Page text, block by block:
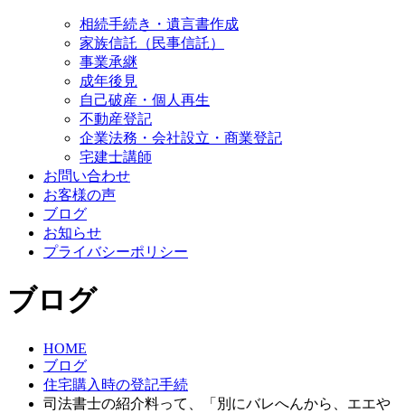
相続手続き・遺言書作成
家族信託（民事信託）
事業承継
成年後見
自己破産・個人再生
不動産登記
企業法務・会社設立・商業登記
宅建士講師
お問い合わせ
お客様の声
ブログ
お知らせ
プライバシーポリシー
ブログ
HOME
ブログ
住宅購入時の登記手続
司法書士の紹介料って、「別にバレへんから、エエや